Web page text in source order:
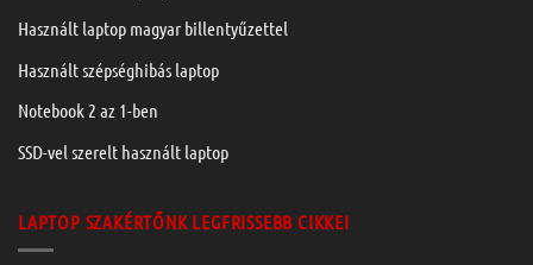
Használt laptop magyar billentyűzettel
Használt szépséghibás laptop
Notebook 2 az 1-ben
SSD-vel szerelt használt laptop
LAPTOP SZAKÉRTŐNK LEGFRISSEBB CIKKEI